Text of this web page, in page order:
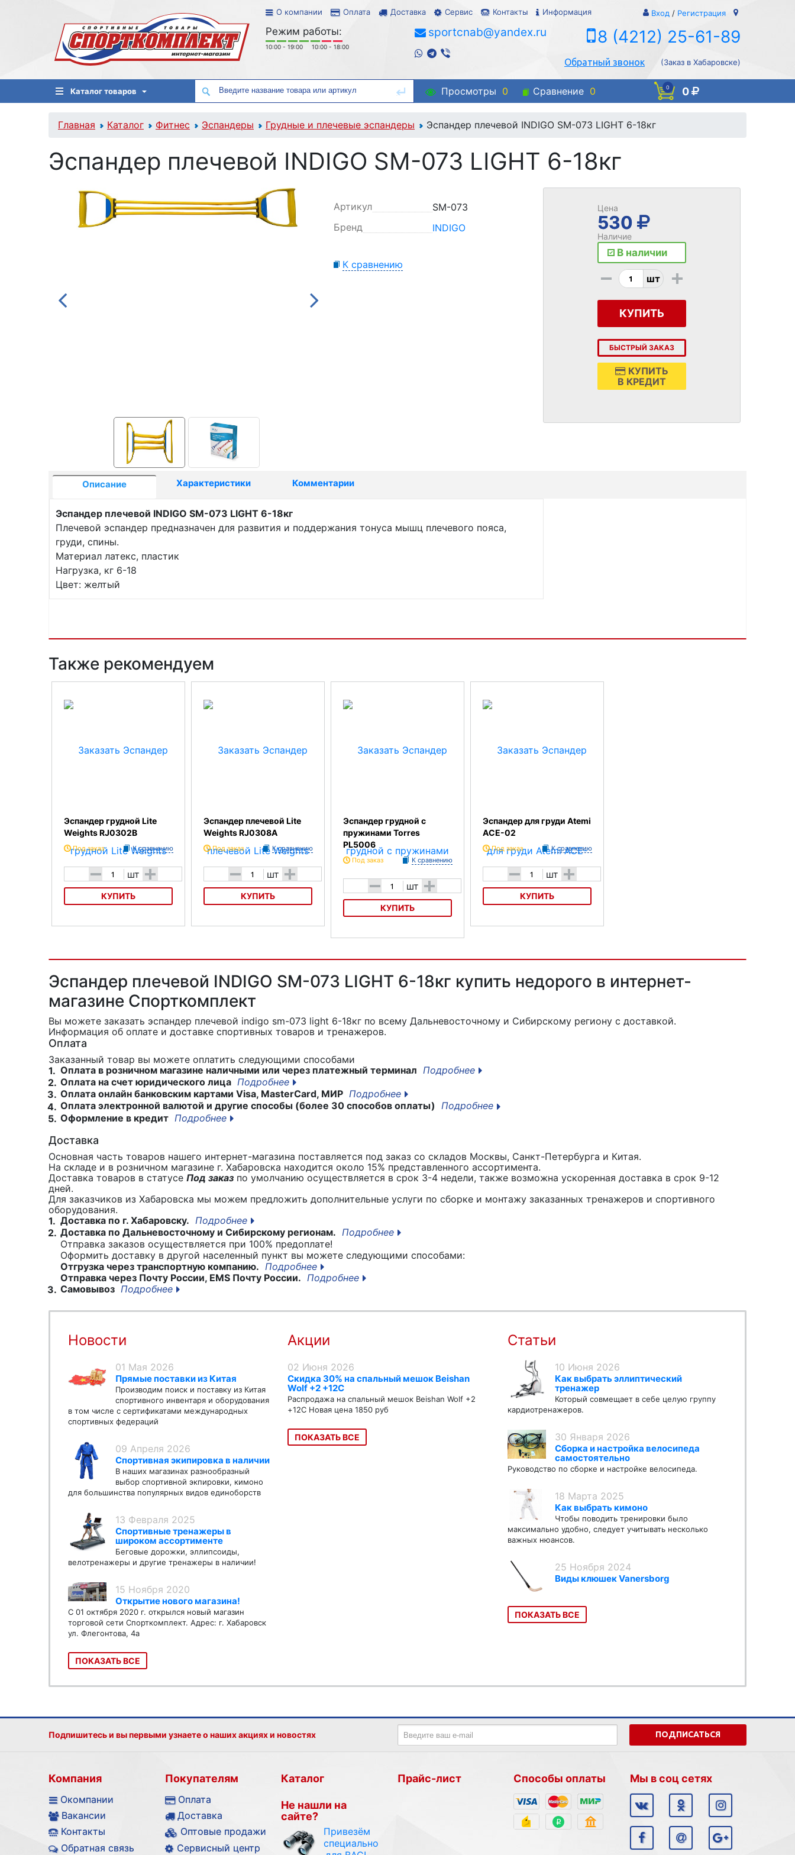
О компании Оплата Доставка Сервис Контакты Информация Вход / Регистрация
Режим работы:
10:00 - 19:00 10:00 - 18:00
sportcnab@yandex.ru 8 (4212) 25-61-89
Обратный звонок (Заказ в Хабаровске)
Каталог товаров Просмотры 0 Сравнение 0 0 0
Главная Каталог Фитнес Эспандеры Грудные и плечевые эспандеры Эспандер плечевой INDIGO SM-073 LIGHT 6-18кг
Эспандер плечевой INDIGO SM-073 LIGHT 6-18кг
Артикул
SM-073
Бренд
INDIGO
К сравнению
Цена
530
Наличие
В наличии
- шт +
КУПИТЬ
БЫСТРЫЙ ЗАКАЗ
КУПИТЬ
В КРЕДИТ
Описание Характеристики Комментарии
Эспандер плечевой INDIGO SM-073 LIGHT 6-18кг
Плечевой эспандер предназначен для развития и поддержания тонуса мышц плечевого пояса,
груди, спины.
Материал латекс, пластик
Нагрузка, кг 6-18
Цвет: желтый
Также рекомендуем
Эспандер грудной Lite
Weights RJ0302B
Под заказ К сравнению
- шт +
КУПИТЬ
Эспандер плечевой Lite
Weights RJ0308A
Под заказ К сравнению
- шт +
КУПИТЬ
Эспандер грудной с
пружинами Torres
PL5006
Под заказ К сравнению
- шт +
КУПИТЬ
Эспандер для груди Atemi
ACE-02
Под заказ К сравнению
- шт +
КУПИТЬ
Эспандер плечевой INDIGO SM-073 LIGHT 6-18кг купить недорого в интернет-
магазине Спорткомплект
Вы можете заказать эспандер плечевой indigo sm-073 light 6-18кг по всему Дальневосточному и Сибирскому региону с доставкой.
Информация об оплате и доставке спортивных товаров и тренажеров.
Оплата
Заказанный товар вы можете оплатить следующими способами
1. Оплата в розничном магазине наличными или через платежный терминал Подробнее
2. Оплата на счет юридического лица Подробнее
3. Оплата онлайн банковским картами Visa, MasterCard, МИР Подробнее
4. Оплата электронной валютой и другие способы (более 30 способов оплаты) Подробнее
5. Оформление в кредит Подробнее
Доставка
Основная часть товаров нашего интернет-магазина поставляется под заказ со складов Москвы, Санкт-Петербурга и Китая.
На складе и в розничном магазине г. Хабаровска находится около 15% представленного ассортимента.
Доставка товаров в статусе Под заказ по умолчанию осуществляется в срок 3-4 недели, также возможна ускоренная доставка в срок 9-12
дней.
Для заказчиков из Хабаровска мы можем предложить дополнительные услуги по сборке и монтажу заказанных тренажеров и спортивного
оборудования.
1. Доставка по г. Хабаровску. Подробнее
2. Доставка по Дальневосточному и Сибирскому регионам. Подробнее
Отправка заказов осуществляется при 100% предоплате!
Оформить доставку в другой населенный пункт вы можете следующими способами:
Отгрузка через транспортную компанию. Подробнее
Отправка через Почту России, EMS Почту России. Подробнее
3. Самовывоз Подробнее
Новости
01 Мая 2026
Прямые поставки из Китая
Производим поиск и поставку из Китая
спортивного инвентаря и оборудования
в том числе с сертификатами международных
спортивных федераций
09 Апреля 2026
Спортивная экипировка в наличии
В наших магазинах разнообразный
выбор спортивной экпировки, кимоно
для большинства популярных видов единоборств
13 Февраля 2025
Спортивные тренажеры в
широком ассортименте
Беговые дорожки, эллипсоиды,
велотренажеры и другие тренажеры в наличии!
15 Ноября 2020
Открытие нового магазина!
С 01 октября 2020 г. открылся новый магазин
торговой сети Спорткомплект. Адрес: г. Хабаровск
ул. Флегонтова, 4а
ПОКАЗАТЬ ВСЕ
Акции
02 Июня 2026
Скидка 30% на спальный мешок Beishan
Wolf +2 +12C
Распродажа на спальный мешок Beishan Wolf +2
+12C Новая цена 1850 руб
ПОКАЗАТЬ ВСЕ
Статьи
10 Июня 2026
Как выбрать эллиптический
тренажер
Который совмещает в себе целую группу
кардиотренажеров.
30 Января 2026
Сборка и настройка велосипеда
самостоятельно
Руководство по сборке и настройке велосипеда.
18 Марта 2025
Как выбрать кимоно
Чтобы поводить тренировки было
максимально удобно, следует учитывать несколько
важных нюансов.
25 Ноября 2024
Виды клюшек Vanersborg
ПОКАЗАТЬ ВСЕ
Подпишитесь и вы первыми узнаете о наших акциях и новостях ПОДПИСАТЬСЯ
Компания
Окомпании
Вакансии
Контакты
Обратная связь
Покупателям
Оплата
Доставка
Оптовые продажи
Сервисный центр
Каталог
Не нашли на
сайте?
Привезём
специально
Прайс-лист Способы оплаты Мы в соц сетях